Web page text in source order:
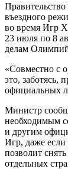
въездного
во время Игр
23 июля по 8
делам
«Совместно с
это, заботясь,
официальных
Министр
необходимым
и другим
Игр, даже если
позволит
отдельных